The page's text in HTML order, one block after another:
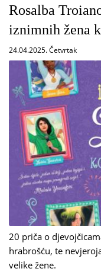
Rosalba
iznimnih žena
24.04.2025. Četvrtak
20 priča o
hrabrošću, te
velike žene.